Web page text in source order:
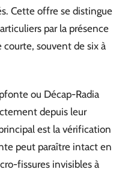
Cette offre se distingue
par la présence
courte, souvent de six à
ou Décap-Radia
depuis leur
est la vérification
peut paraître intact en
fissures invisibles à